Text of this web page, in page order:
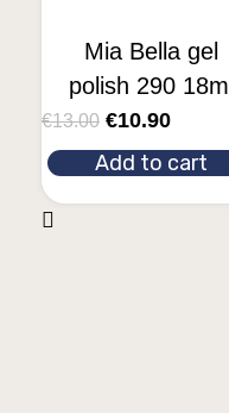
Mia Bella gel
polish 290 18ml
€13.00 €10.90
Add to cart